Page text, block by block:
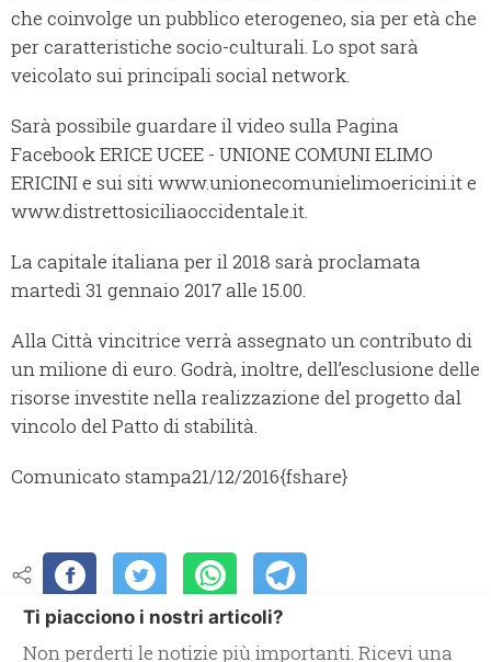
che coinvolge un pubblico eterogeneo, sia per età che
per caratteristiche socio-culturali. Lo spot sarà
veicolato sui principali social network.
Sarà possibile guardare il video sulla Pagina
Facebook ERICE UCEE - UNIONE COMUNI ELIMO
ERICINI e sui siti www.unionecomunielimoericini.it e
www.distrettosiciliaoccidentale.it.
La capitale italiana per il 2018 sarà proclamata
martedì 31 gennaio 2017 alle 15.00.
Alla Città vincitrice verrà assegnato un contributo di
un milione di euro. Godrà, inoltre, dell’esclusione delle
risorse investite nella realizzazione del progetto dal
vincolo del Patto di stabilità.
Comunicato stampa21/12/2016{fshare}
Ti piacciono i nostri articoli?
Non perderti le notizie più importanti. Ricevi una